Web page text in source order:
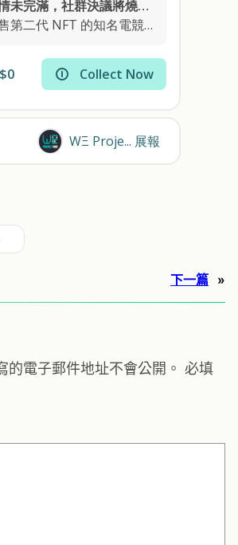
下一篇 »
的電子郵件地址不會公開。 必填